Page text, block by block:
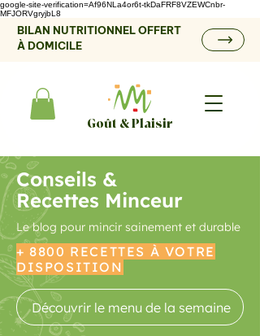
google-site-verification=Af96NLa4or6t-tkDaFRF8VZEWCnbr-
MFJORVgryjbL8
BILAN NUTRITIONNEL OFFERT
À DOMICILE
Goût & Plaisir
Conseils &
Recettes Minceur
Le blog pour mincir sainement et durable
+ 8800 RECETTES À VOTRE
DISPOSITION
Découvrir le menu de la semaine